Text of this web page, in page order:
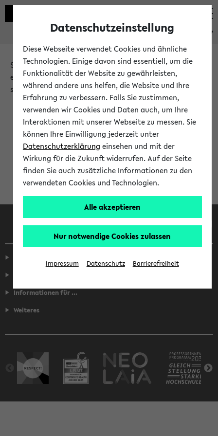
eKVV
Sie möchten auf eine eKVV Funktion zugreifen, die Ihnen
erst nach einer Anmeldung am System zur Verfügung
steht.
Bitte melden Sie sich an:
Anmeldung am eKVV
Informationen für ...
Weiteres
Datenschutzeinstellung
Diese Webseite verwendet Cookies und ähnliche
Technologien. Einige davon sind essentiell, um die
Funktionalität der Website zu gewährleisten,
während andere uns helfen, die Website und Ihre
Erfahrung zu verbessern. Falls Sie zustimmen,
verwenden wir Cookies und Daten auch, um Ihre
Interaktionen mit unserer Webseite zu messen. Sie
können Ihre Einwilligung jederzeit unter
Datenschutzerklärung einsehen und mit der
Wirkung für die Zukunft widerrufen. Auf der Seite
finden Sie auch zusätzliche Informationen zu den
verwendeten Cookies und Technologien.
Alle akzeptieren
Nur notwendige Cookies zulassen
Impressum Datenschutz Barrierefreiheit